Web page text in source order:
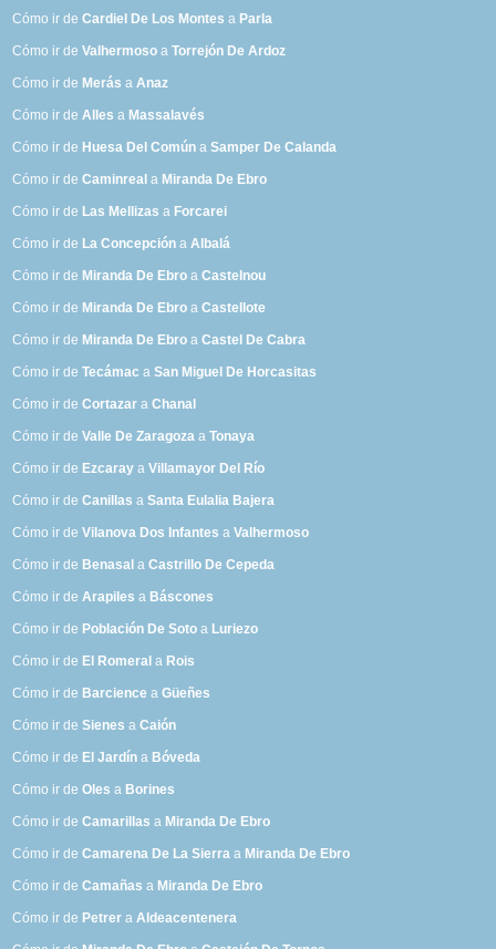
Cómo ir deCardiel De Los Montes a Parla
Cómo ir deValhermoso aTorrejón De Ardoz
Cómo ir de Merás aAnaz
Cómo ir deAlles a Massalavés
Cómo ir de Huesa Del Común aSamper De Calanda
Cómo ir deCaminreal a Miranda De Ebro
Cómo ir de Las Mellizas a Forcarei
Cómo ir de La Concepción aAlbalá
Cómo ir de Miranda De Ebro aCastelnou
Cómo ir de Miranda De Ebro aCastellote
Cómo ir de Miranda De Ebro aCastel De Cabra
Cómo ir deTecámac aSan Miguel De Horcasitas
Cómo ir deCortazar aChanal
Cómo ir deValle De Zaragoza aTonaya
Cómo ir de Ezcaray aVillamayor Del Río
Cómo ir deCanillas aSanta Eulalia Bajera
Cómo ir deVilanova Dos Infantes aValhermoso
Cómo ir de Benasal aCastrillo De Cepeda
Cómo ir deArapiles a Báscones
Cómo ir de Población De Soto a Luriezo
Cómo ir de El Romeral a Rois
Cómo ir de Barcience aGüeñes
Cómo ir deSienes aCaión
Cómo ir de El Jardín a Bóveda
Cómo ir deOles a Borines
Cómo ir deCamarillas a Miranda De Ebro
Cómo ir deCamarena De La Sierra a Miranda De Ebro
Cómo ir deCamañas a Miranda De Ebro
Cómo ir de Petrer aAldeacentenera